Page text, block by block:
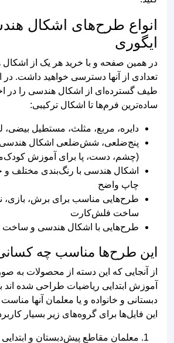
انواع طرح‌های اشکال
ایگوری
در همین صفحه و با خرید هر یک از اشکال
تعدادی از آنها دسترسی خواهید داشت. در
طیف گسترده‌ای از اشکال هندسی را در
ساده‌ترین فرم‌ها تا اشکال ترکیبی:
دایره، مربع، مثلث، مستطیل بیضی،
پنج‌ضلعی، شش‌ضلعی اشکال هندسی
(چشم، دست، پا برای آموزش
اشکال هندسی با رنگ‌بندی مختلف
چاپ واضح
طرح‌هایی مناسب برای برش، بازی،
ساخت فلش‌کارت
طرح‌هایی با اشکال هندسی و ساخت
این طرح‌ها مناسب چه
از آنجایی که این دسته از محصولات به
آموزش ابتدایی ریاضیات طراحی شده اند
دبستانی و خانواده و یا معلمان آنها
این فایل‌ها برای گروه‌های زیر بسیار
معلمان مقاطع پیش‌دبستان و
سوم)